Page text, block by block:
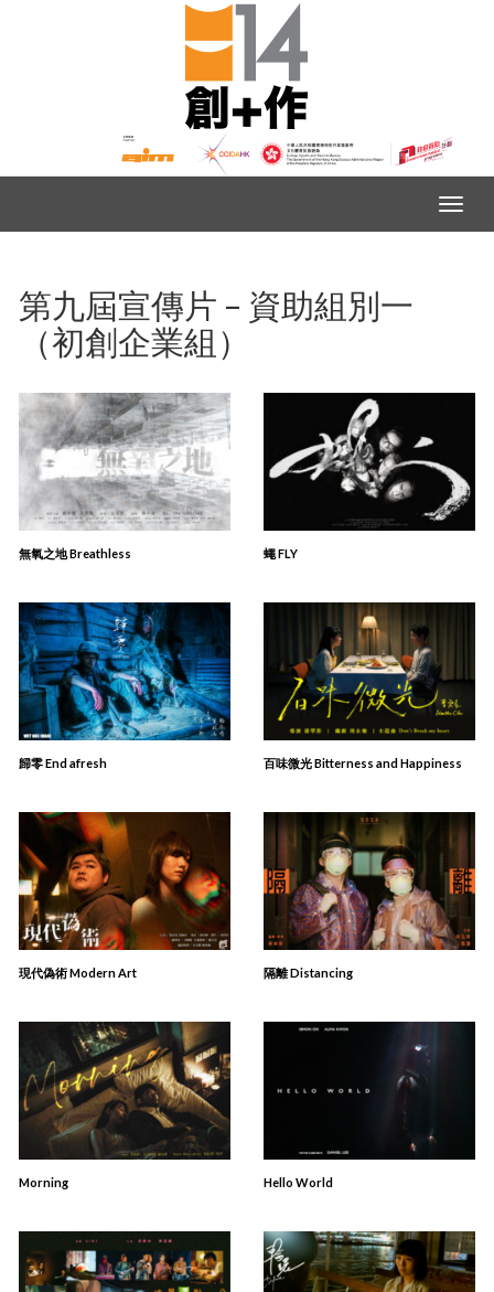
第九屆宣傳片 – 資助組別一
（初創企業組）
無氧之地 Breathless 蠅 FLY
歸零 End afresh 百味微光 Bitterness and Happiness
現代偽術 Modern Art 隔離 Distancing
Morning Hello World